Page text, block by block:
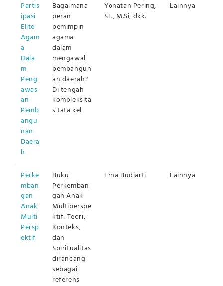
Partis
ipasi
Elite
Agam
a
Dala
m
Peng
awas
an
Pemb
angu
nan
Daera
h
Bagaimana
peran
pemimpin
agama
dalam
mengawal
pembangun
an daerah?
Di tengah
kompleksita
s tata kel
Yonatan Pering,
SE., M.Si, dkk.
Lainnya
Perke
mban
gan
Anak
Multi
Persp
ektif
Buku
Perkemban
gan Anak
Multiperspe
ktif: Teori,
Konteks,
dan
Spiritualitas
dirancang
sebagai
referens
Erna Budiarti Lainnya